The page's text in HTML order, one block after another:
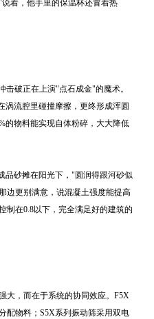
着，他手里的保温杯还冒着热
击破正在上演"点石成金"的魔术。
流腔里碰撞摩擦，更终形成浑圆
的物料能实现自体粉碎，大大降低
品砂摊在阳光下，"圆润得跟河砂似
边更别满意，说混凝土强度能提高
制在0.8以下，完全满足好的建筑的
大，而在于系统的协同效应。F5X
配物料；S5X系列振动筛采用双电